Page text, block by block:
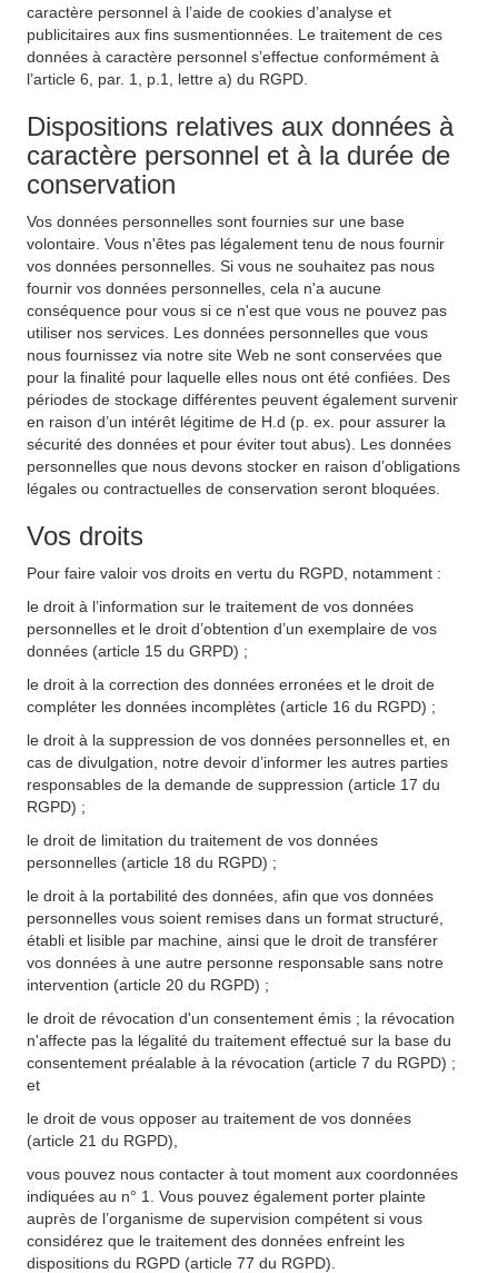
caractère personnel à l’aide de cookies d’analyse et
publicitaires aux fins susmentionnées. Le traitement de ces
données à caractère personnel s’effectue conformément à
l’article 6, par. 1, p.1, lettre a) du RGPD.
Dispositions relatives aux données à
caractère personnel et à la durée de
conservation
Vos données personnelles sont fournies sur une base
volontaire. Vous n'êtes pas légalement tenu de nous fournir
vos données personnelles. Si vous ne souhaitez pas nous
fournir vos données personnelles, cela n'a aucune
conséquence pour vous si ce n'est que vous ne pouvez pas
utiliser nos services. Les données personnelles que vous
nous fournissez via notre site Web ne sont conservées que
pour la finalité pour laquelle elles nous ont été confiées. Des
périodes de stockage différentes peuvent également survenir
en raison d’un intérêt légitime de H.d (p. ex. pour assurer la
sécurité des données et pour éviter tout abus). Les données
personnelles que nous devons stocker en raison d’obligations
légales ou contractuelles de conservation seront bloquées.
Vos droits
Pour faire valoir vos droits en vertu du RGPD, notamment :
le droit à l’information sur le traitement de vos données
personnelles et le droit d’obtention d’un exemplaire de vos
données (article 15 du GRPD) ;
le droit à la correction des données erronées et le droit de
compléter les données incomplètes (article 16 du RGPD) ;
le droit à la suppression de vos données personnelles et, en
cas de divulgation, notre devoir d’informer les autres parties
responsables de la demande de suppression (article 17 du
RGPD) ;
le droit de limitation du traitement de vos données
personnelles (article 18 du RGPD) ;
le droit à la portabilité des données, afin que vos données
personnelles vous soient remises dans un format structuré,
établi et lisible par machine, ainsi que le droit de transférer
vos données à une autre personne responsable sans notre
intervention (article 20 du RGPD) ;
le droit de révocation d'un consentement émis ; la révocation
n'affecte pas la légalité du traitement effectué sur la base du
consentement préalable à la révocation (article 7 du RGPD) ;
et
le droit de vous opposer au traitement de vos données
(article 21 du RGPD),
vous pouvez nous contacter à tout moment aux coordonnées
indiquées au n° 1. Vous pouvez également porter plainte
auprès de l’organisme de supervision compétent si vous
considérez que le traitement des données enfreint les
dispositions du RGPD (article 77 du RGPD).